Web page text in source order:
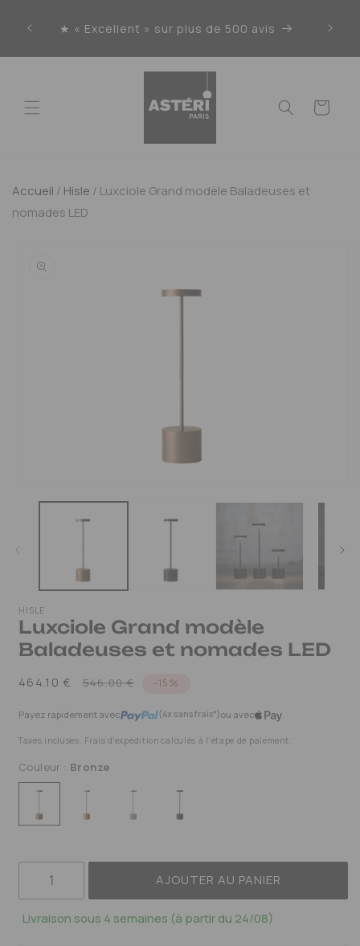
passer★ « Excellent » sur plus de 500 avis
Panier
Accueil / Hisle / Luxciole Grand modèle Baladeuses et
nomades LED
Passer aux
informations
DANS
FENÊTRE
HISLE
Luxciole Grand modèle
Baladeuses et nomades LED
464.10 €
Prix
546.00 €
Prix
-15%
Payez rapidement avec (4x sans frais*)ou avec
Taxes incluses. Frais d'expédition calculés à l'étape de paiement.
Couleur : Bronze
AJOUTER AU PANIER
Livraison sous 4 semaines (à partir du 24/08)